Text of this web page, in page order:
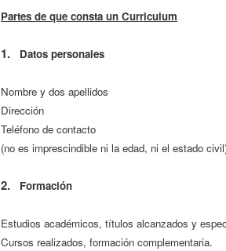
Partes de que consta un Curriculum
1. Datos personales
Nombre y dos apellidos
Dirección
Teléfono de contacto
(no es imprescindible ni la edad, ni el estado
2. Formación
Estudios académicos, títulos alcanzados y
Cursos realizados, formación complementaria.